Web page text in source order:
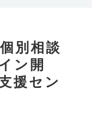
別相談
ン開
援セン